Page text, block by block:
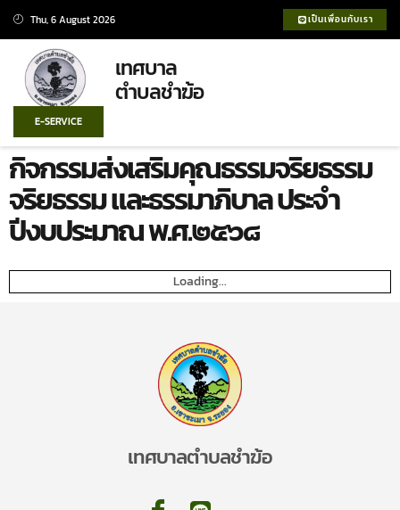
Thu, 6 August 2026 เป็นเพื่อนกับเรา
เทศบาล
ตำบลชำฆ้อ
E-SERVICE
กิจกรรมส่งเสริมคุณธรรมจริยธรรม
จริยธรรม และธรรมาภิบาล ประจำ
ปีงบประมาณ พ.ศ.๒๕๖๘
Loading...
เทศบาลตำบลชำฆ้อ